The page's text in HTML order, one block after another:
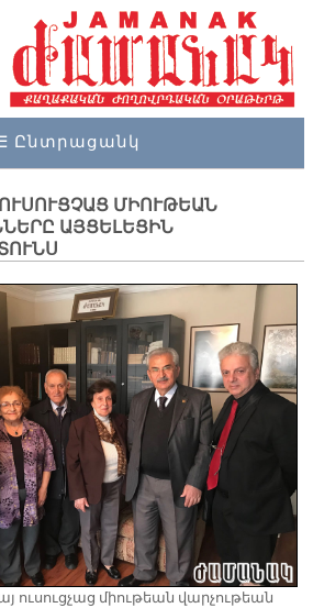
Ընտրացանկ
ՄԻՈՒԹԵԱՆ
ԱՅՑԵԼԵՑԻՆ
ուսուցչաց միութեան վարչութեան